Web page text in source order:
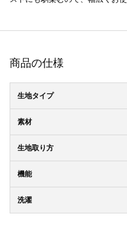
商品の仕様
生地タイプ
素材
生地取り方
機能
洗濯